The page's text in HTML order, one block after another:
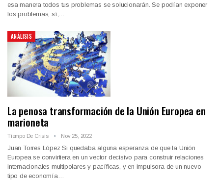
esa manera todos tus problemas se solucionarán. Se podían exponer
los problemas, sí,…
ANÁLISIS
La penosa transformación de la Unión Europea en
marioneta
Tiempo De Crisis Nov 25, 2022
Juan Torres López Si quedaba alguna esperanza de que la Unión
Europea se convirtiera en un vector decisivo para construir relaciones
internacionales multipolares y pacíficas, y en impulsora de un nuevo
tipo de economía…